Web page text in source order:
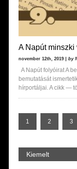
A Napút minszki
november 12th, 2019 | by
A Napút folyóirat A
bemutatását
hírportáljai. A cikk —
1 2 3
Kiemelt